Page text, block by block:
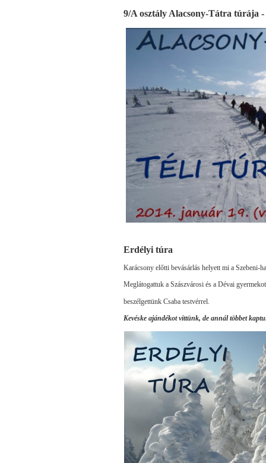
9/A osztály Alacsony-Tátra túrája -
Erdélyi túra
Karácsony előtti bevásárlás helyett mi a Szebeni-
Meglátogattuk a Szászvárosi és a Dévai
beszélgettünk Csaba testvérrel.
Kevéske ajándékot vittünk, de annál többet